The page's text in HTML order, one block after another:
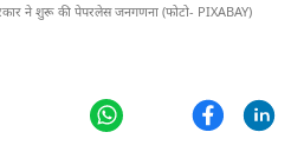
ने शुरू की पेपरलेस जनगणना (फोटो- PIXABAY)